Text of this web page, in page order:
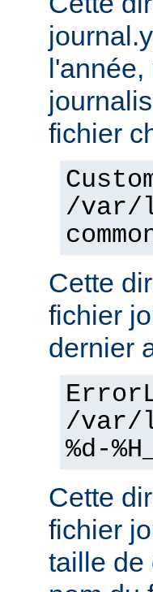
fichier
/var/
Cette
fichier
dernier
/var/
%d-
Cette
fichier
taille de